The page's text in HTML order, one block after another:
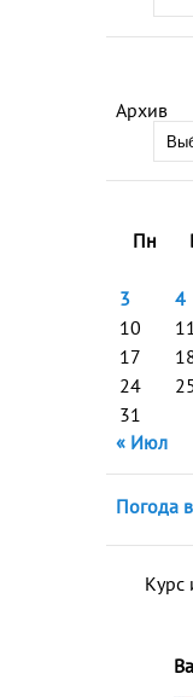
Архив
Пн
3
4
10
17
24
31
« Июл
Погода
Курс